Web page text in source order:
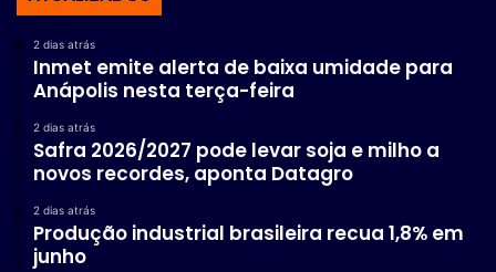
2 dias atrás
Inmet emite alerta de baixa umidade para
Anápolis nesta terça-feira
2 dias atrás
Safra 2026/2027 pode levar soja e milho a
novos recordes, aponta Datagro
2 dias atrás
Produção industrial brasileira recua 1,8% em
junho